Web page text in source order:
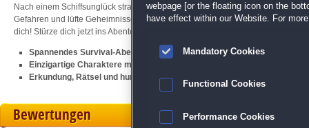
Nach einem Schiffsunglück stranden fünf Helden auf den rätselhaften Laau-
Gefahren und lüfte Geheimnisse. Mit neuen Freunden und unerwarteten
dich! Stürze dich jetzt ins Abenteuer und rette die Gestrandeten!
Spannendes Survival-Abenteuer auf tropischen Inseln
Einzigartige Charaktere mit eigenen Geschichten
Erkundung, Rätsel und humorvolle Begegnungen
Bewertungen
webpage [or the floating icon on the
have effect within our Website. For
Mandatory Cookies
Functional Cookies
Performance Cookies